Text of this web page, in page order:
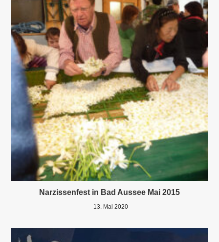
Narzissenfest in Bad Aussee Mai 2015
13. Mai 2020